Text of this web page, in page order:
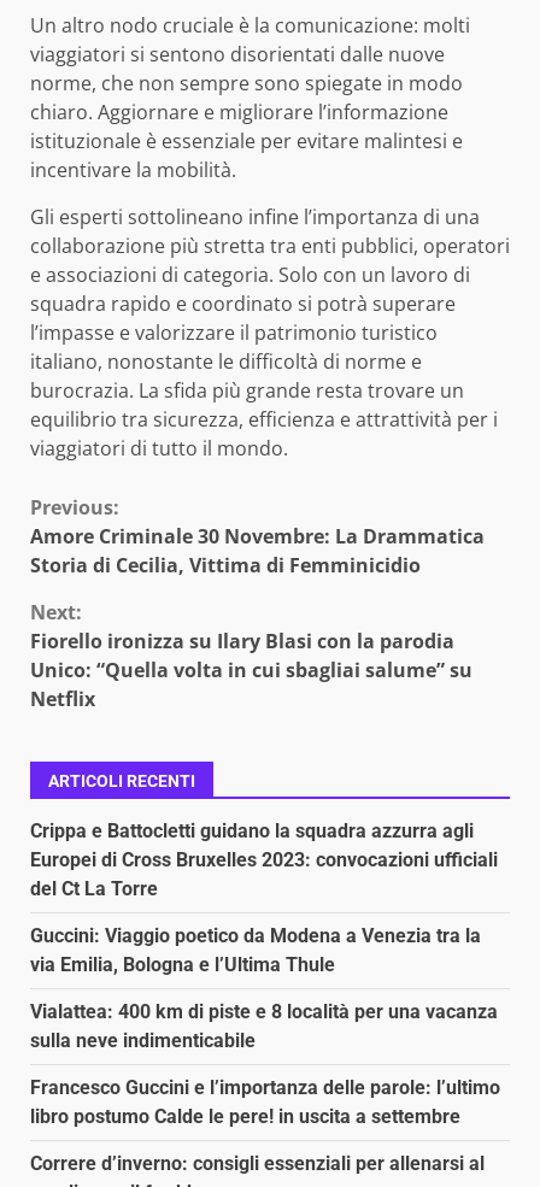
Un altro nodo cruciale è la comunicazione: molti
viaggiatori si sentono disorientati dalle nuove
norme, che non sempre sono spiegate in modo
chiaro. Aggiornare e migliorare l’informazione
istituzionale è essenziale per evitare malintesi e
incentivare la mobilità.
Gli esperti sottolineano infine l’importanza di una
collaborazione più stretta tra enti pubblici, operatori
e associazioni di categoria. Solo con un lavoro di
squadra rapido e coordinato si potrà superare
l’impasse e valorizzare il patrimonio turistico
italiano, nonostante le difficoltà di norme e
burocrazia. La sfida più grande resta trovare un
equilibrio tra sicurezza, efficienza e attrattività per i
viaggiatori di tutto il mondo.
Continue
Reading
Previous:
Amore Criminale 30 Novembre: La Drammatica
Storia di Cecilia, Vittima di Femminicidio
Next:
Fiorello ironizza su Ilary Blasi con la parodia
Unico: “Quella volta in cui sbagliai salume” su
Netflix
ARTICOLI RECENTI
Crippa e Battocletti guidano la squadra azzurra agli
Europei di Cross Bruxelles 2023: convocazioni ufficiali
del Ct La Torre
Guccini: Viaggio poetico da Modena a Venezia tra la
via Emilia, Bologna e l’Ultima Thule
Vialattea: 400 km di piste e 8 località per una vacanza
sulla neve indimenticabile
Francesco Guccini e l’importanza delle parole: l’ultimo
libro postumo Calde le pere! in uscita a settembre
Correre d’inverno: consigli essenziali per allenarsi al